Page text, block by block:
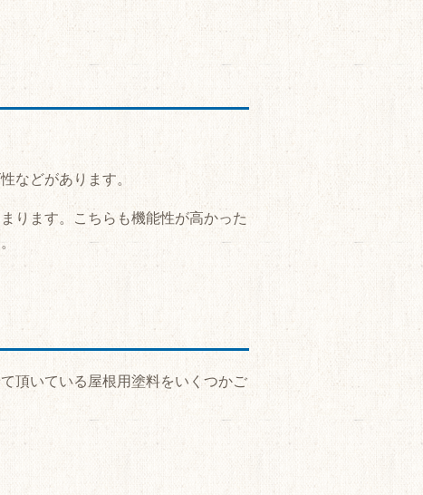
などがあります。
ります。こちらも機能性が高かった
頂いている屋根用塗料をいくつかご